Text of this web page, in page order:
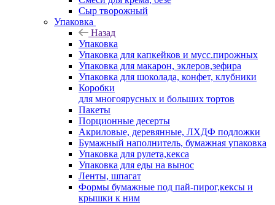
Сыр творожный
Упаковка
Назад
Упаковка
Упаковка для капкейков и мусс.пирожных
Упаковка для макарон, эклеров,зефира
Упаковка для шоколада, конфет, клубники
Коробки
для многоярусных и больших тортов
Пакеты
Порционные десерты
Акриловые, деревянные, ЛХДФ подложки
Бумажный наполнитель, бумажная упаковка
Упаковка для рулета,кекса
Упаковка для еды на вынос
Ленты, шпагат
Формы бумажные под пай-пирог,кексы и
крышки к ним